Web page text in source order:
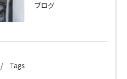
ブログ
Tags